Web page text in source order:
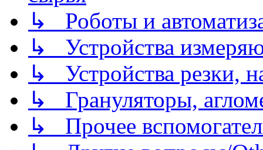
↳ Роботы и
↳ Устройства
↳ Устройства резки,
↳ Грануляторы,
↳ Прочее